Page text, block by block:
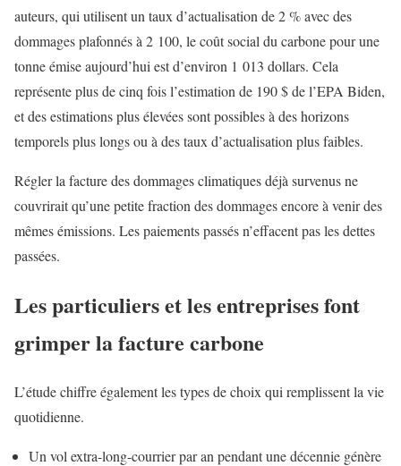
auteurs, qui utilisent un taux d’actualisation de 2 % avec des
dommages plafonnés à 2 100, le coût social du carbone pour une
tonne émise aujourd’hui est d’environ 1 013 dollars. Cela
représente plus de cinq fois l’estimation de 190 $ de l’EPA Biden,
et des estimations plus élevées sont possibles à des horizons
temporels plus longs ou à des taux d’actualisation plus faibles.
Régler la facture des dommages climatiques déjà survenus ne
couvrirait qu’une petite fraction des dommages encore à venir des
mêmes émissions. Les paiements passés n’effacent pas les dettes
passées.
Les particuliers et les entreprises font
grimper la facture carbone
L’étude chiffre également les types de choix qui remplissent la vie
quotidienne.
Un vol extra-long-courrier par an pendant une décennie génère